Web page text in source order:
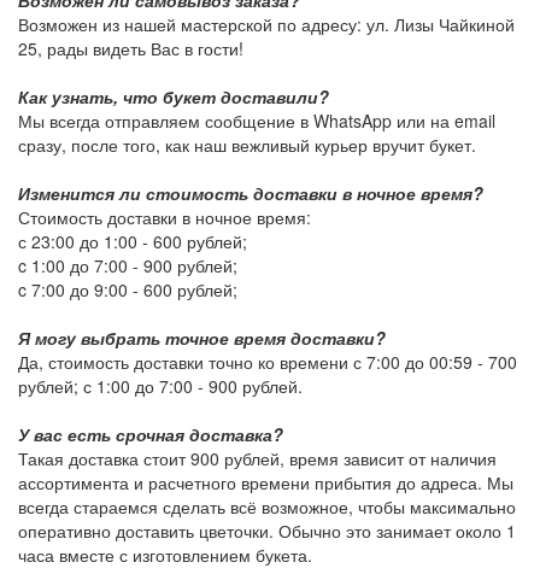
Возможен из нашей мастерской по адресу: ул. Лизы Чайкиной
25, рады видеть Вас в гости!
Как узнать, что букет доставили?
Мы всегда отправляем сообщение в WhatsApp или на email
сразу, после того, как наш вежливый курьер вручит букет.
Изменится ли стоимость доставки в ночное время?
Стоимость доставки в ночное время:
с 23:00 до 1:00 - 600 рублей;
c 1:00 до 7:00 - 900 рублей;
c 7:00 до 9:00 - 600 рублей;
Я могу выбрать точное время доставки?
Да, стоимость доставки точно ко времени с 7:00 до 00:59 - 700
рублей; с 1:00 до 7:00 - 900 рублей.
У вас есть срочная доставка?
Такая доставка стоит900 рублей, время зависит от наличия
ассортимента и расчетного времени прибытия до адреса. Мы
всегда стараемся сделать всё возможное, чтобы максимально
оперативно доставить цветочки. Обычно это занимает около 1
часа вместе с изготовлением букета.